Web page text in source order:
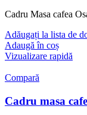
Cadru Masa cafea
Adăugați la lista de
Adaugă în coș
Vizualizare rapidă
Compară
Cadru masa